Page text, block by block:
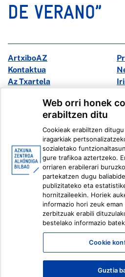
DE VERANO”
ArtxiboAZ
Kontaktua
Az Txartela
Instagram
Linkedin
Lege informazioa Barneko
Web orri honek
erabiltzen ditu
Cookieak erabiltzen
iragarkiak
sozialetako
gure trafikoa aztertzeko.
orriaren erabilerari
partekatzen dugu
publizitateko eta
hornitzaileekin. Horiek
informazio hori zeuk
zerbitzuak erabili
bestelako informazio
Cookie
Guztia